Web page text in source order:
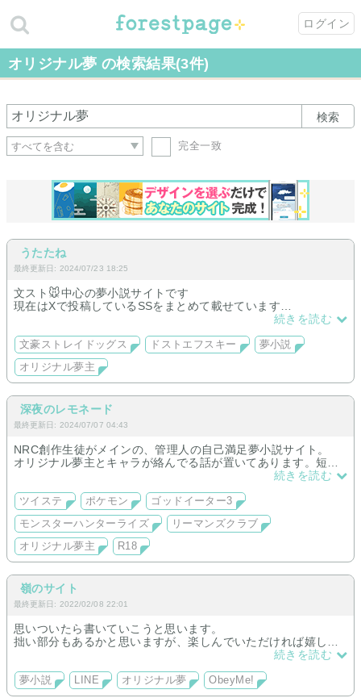
ログイン
オリジナル夢 の検索結果(3件)
検索
完全一致
うたたね
最終更新日: 2024/07/23 18:25
文スト🐭中心の夢小説サイトです
現在はXで投稿しているSSをまとめて載せています
今後オリ主ダブルヒロイン🤕🐭落ち長編を書く予定です続きを読む
文豪ストレイドッグス ドストエフスキー
夢小説
オリジナル夢主
深夜のレモネード
最終更新日: 2024/07/07 04:43
NRC創作生徒がメインの、管理人の自己満足夢小説サイト。
オリジナル夢主とキャラが絡んでる話が置いてあります。短編
現在取り扱っている作品
ツイステ、ポケモン、GE3、リーマンズクラブ
2022.02.28 サイト制作、現在執筆中
続きを読む
ツイステ ポケモン
ゴッドイーター3
モンスターハンターライズ
リーマンズクラブ
オリジナル夢主
R18
嶺のサイト
最終更新日: 2022/02/08 22:01
思いついたら書いていこうと思います。
拙い部分もあるかと思いますが、楽しんでいただければ嬉しい
お時間あれば見ていってください〜！
続きを読む
夢小説 LINE オリジナル夢 ObeyMe!